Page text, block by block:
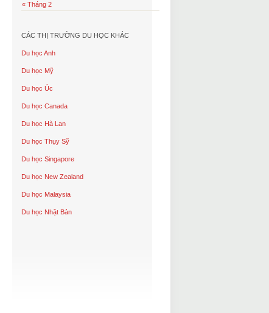
« Tháng 2
CÁC THỊ TRƯỜNG DU HỌC KHÁC
Du học Anh
Du học Mỹ
Du học Úc
Du học Canada
Du học Hà Lan
Du học Thụy Sỹ
Du học Singapore
Du học New Zealand
Du học Malaysia
Du học Nhật Bản